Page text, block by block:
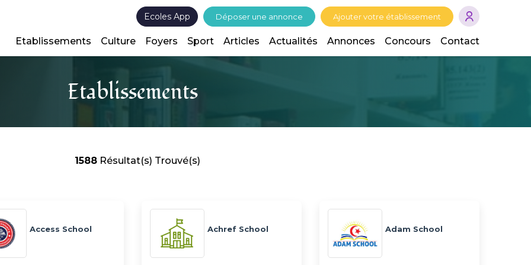
Ecoles App Déposer une annonce Ajouter votre établissement
Etablissements Culture Foyers Sport Articles Actualités Annonces Concours Contact
Etablissements
1588 Résultat(s) Trouvé(s)
Access School Achref School Adam School